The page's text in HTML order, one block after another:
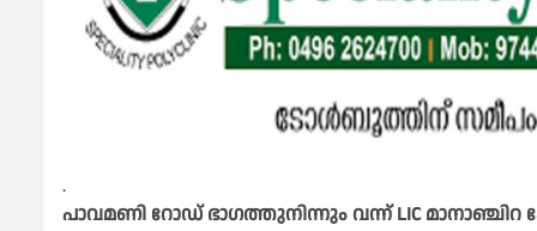
.
പാവമണി റോഡ് ഭാഗത്തുനിന്നും വന്ന് LIC